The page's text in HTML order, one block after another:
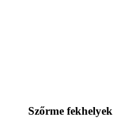
Szőrme fekhelyek